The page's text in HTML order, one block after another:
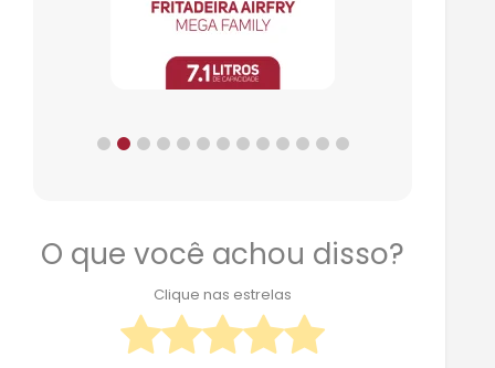
O que você achou disso?
Clique nas estrelas